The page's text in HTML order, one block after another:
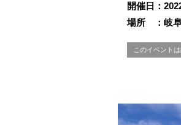
開催日：
場所 ：岐阜
このイベント